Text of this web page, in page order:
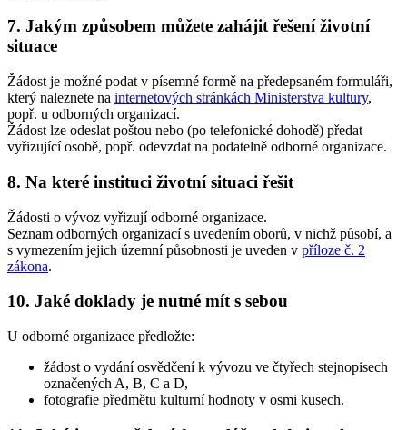
7. Jakým způsobem můžete zahájit řešení životní
situace
Žádost je možné podat v písemné formě na předepsaném formuláři,
který naleznete na internetových stránkách Ministerstva kultury,
popř. u odborných organizací.
Žádost lze odeslat poštou nebo (po telefonické dohodě) předat
vyřizující osobě, popř. odevzdat na podatelně odborné organizace.
8. Na které instituci životní situaci řešit
Žádosti o vývoz vyřizují odborné organizace.
Seznam odborných organizací s uvedením oborů, v nichž působí, a
s vymezením jejich územní působnosti je uveden v příloze č. 2
zákona.
10. Jaké doklady je nutné mít s sebou
U odborné organizace předložte:
žádost o vydání osvědčení k vývozu ve čtyřech stejnopisech
označených A, B, C a D,
fotografie předmětu kulturní hodnoty v osmi kusech.